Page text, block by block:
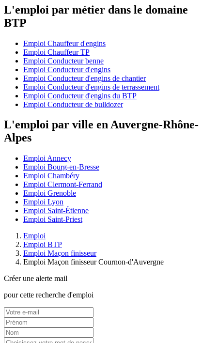
L'emploi par métier dans le domaine
BTP
Emploi Chauffeur d'engins
Emploi Chauffeur TP
Emploi Conducteur benne
Emploi Conducteur d'engins
Emploi Conducteur d'engins de chantier
Emploi Conducteur d'engins de terrassement
Emploi Conducteur d'engins du BTP
Emploi Conducteur de bulldozer
L'emploi par ville en Auvergne-Rhône-
Alpes
Emploi Annecy
Emploi Bourg-en-Bresse
Emploi Chambéry
Emploi Clermont-Ferrand
Emploi Grenoble
Emploi Lyon
Emploi Saint-Étienne
Emploi Saint-Priest
Emploi
Emploi BTP
Emploi Maçon finisseur
Emploi Maçon finisseur Cournon-d'Auvergne
Créer une alerte mail
pour cette recherche d'emploi